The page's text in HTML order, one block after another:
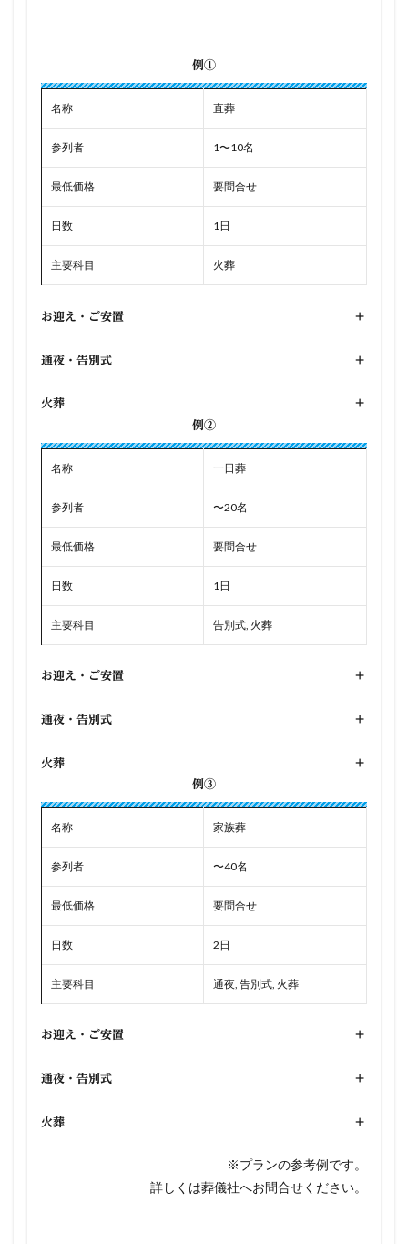
例①
名称 直葬
参列者 1〜10名
最低価格 要問合せ
日数 1日
主要科目 火葬
お迎え・ご安置 +
通夜・告別式 +
火葬
+
例②
名称 一日葬
参列者 〜20名
最低価格 要問合せ
日数 1日
主要科目 告別式, 火葬
お迎え・ご安置 +
通夜・告別式 +
火葬
+
例③
名称 家族葬
参列者 〜40名
最低価格 要問合せ
日数 2日
主要科目 通夜, 告別式, 火葬
お迎え・ご安置 +
通夜・告別式 +
火葬 +
※プランの参考例です。
詳しくは葬儀社へお問合せください。